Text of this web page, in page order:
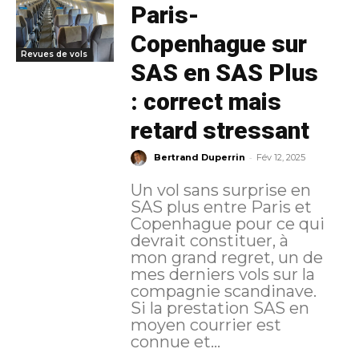
Revues de vols
Paris-
Copenhague sur
SAS en SAS Plus
: correct mais
retard stressant
Bertrand Duperrin - Fév 12, 2025
Un vol sans surprise en
SAS plus entre Paris et
Copenhague pour ce qui
devrait constituer, à
mon grand regret, un de
mes derniers vols sur la
compagnie scandinave.
Si la prestation SAS en
moyen courrier est
connue et...